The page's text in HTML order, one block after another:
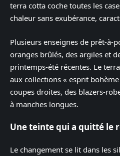
terra cotta coche toutes les
chaleur sans exubérance,
Plusieurs enseignes de prêt-à-
oranges brûlés, des argiles et
printemps-été récentes. Le
aux collections « esprit
coupes droites, des blazers-
à manches longues.
Une teinte qui a quitté le
Le changement se lit dans les